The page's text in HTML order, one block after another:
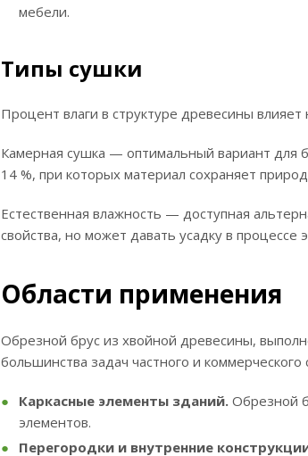
мебели.
Типы сушки
Процент влаги в структуре древесины
Камерная сушка — оптимальный вариант для
14 %, при которых материал сохраняет
Естественная влажность — доступная
свойства, но может давать усадку в процессе
Области применения
Обрезной брус из хвойной древесины,
большинства задач частного и коммерческого
Каркасные элементы зданий. Обрезной
элементов.
Перегородки и внутренние